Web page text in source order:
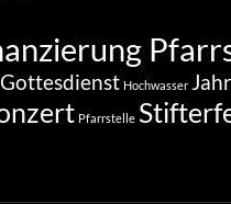
Gottesdienst Hochwasser
Pfarrstelle